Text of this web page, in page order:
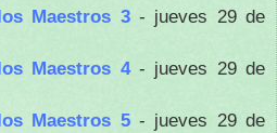
Maestros 3- jueves 29 de
Maestros 4- jueves 29 de
Maestros 5- jueves 29 de